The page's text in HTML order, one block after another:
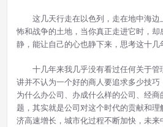
这几天行走在以色列，走在地中海边
怖和战争的土地，当你真正走进它时，
静，能让自己的心也静下来，思考这十几
十几年来我几乎没有看过任何关于管
讲并不认为一个好的商人要追求多少技巧
为什么办公司、办成什么样的公司、经
题，其实就是公司对这个时代的贡献和
济高速增长，城市化过程不断加快，未来